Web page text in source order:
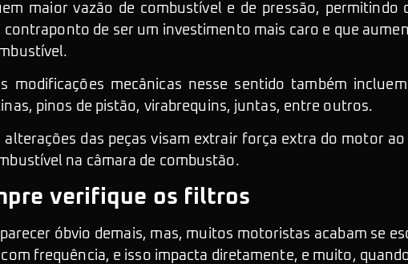
maior vazão de combustível e de pressão,
contraponto de ser um investimento mais caro e que
modificações mecânicas nesse sentido também
pinos de pistão, virabrequins, juntas, entre outros.
alterações das peças visam extrair força extra do motor
na câmara de combustão.
verifique os filtros
parecer óbvio demais, mas, muitos motoristas acabam se
com frequência, e isso impacta diretamente, e muito,